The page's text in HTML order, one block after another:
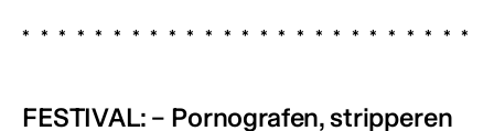
FESTIVAL: – Pornografen, stripperen